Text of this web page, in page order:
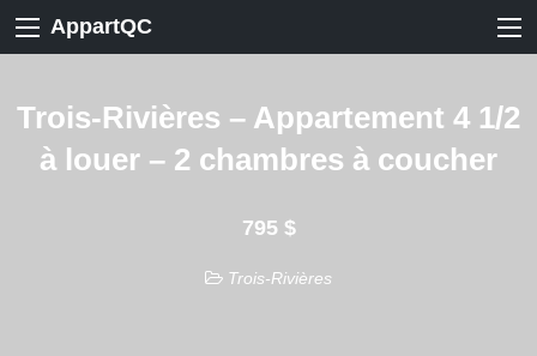
AppartQC
Trois-Rivières – Appartement 4 1/2
à louer – 2 chambres à coucher
795 $
Trois-Rivières